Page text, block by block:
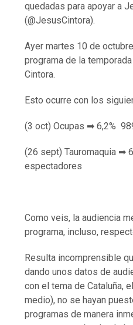
quedadas para apoyar a
(@JesusCintora).
Ayer martes 10 de
programa de la
Cintora.
Esto ocurre con los
(3 oct) Ocupas ➡ 6,2%
(26 sept) Tauromaquia ➡
espectadores
Como veis, la audiencia
programa, incluso,
Resulta incomprensible
dando unos datos de
con el tema de Cataluña,
medio), no se hayan
programas de manera